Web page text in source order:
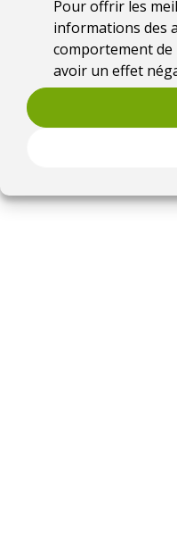
Pour offrir les
informations des
comportement de
avoir un effet